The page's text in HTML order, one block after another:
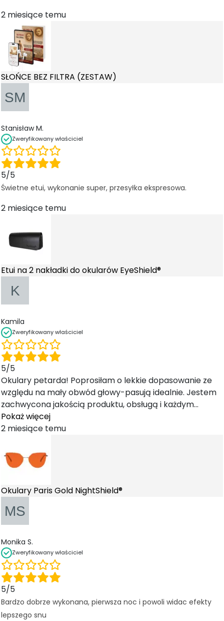
2 miesiące temu
SŁOŃCE BEZ FILTRA (ZESTAW)
Stanisław M.
Zweryfikowany właściciel
5/5
Świetne etui, wykonanie super, przesyłka ekspresowa.
2 miesiące temu
Etui na 2 nakładki do okularów EyeShield®
Kamila
Zweryfikowany właściciel
5/5
Okulary petarda! Poprosiłam o lekkie dopasowanie ze
względu na mały obwód głowy-pasują idealnie. Jestem
zachwycona jakością produktu, obsługą i każdym...
Pokaż więcej
2 miesiące temu
Okulary Paris Gold NightShield®
Monika S.
Zweryfikowany właściciel
5/5
Bardzo dobrze wykonana, pierwsza noc i powoli widac efekty
lepszego snu
K
o
i
e
c
z
n
e
li
c
o
ki
n
i
e
s
p
c